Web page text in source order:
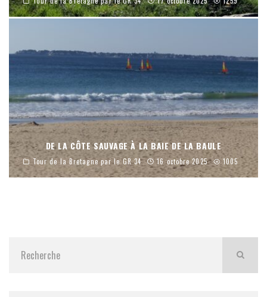
DE LA CÔTE SAUVAGE À LA BAIE DE LA BAULE
Tour de la Bretagne par le GR 34 16 octobre 2025 1005